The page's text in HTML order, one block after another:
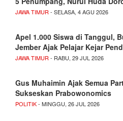
JAWA TIMUR - SELASA, 4 AGU 2026
Apel 1.000 Siswa di Tanggul,
Jember Ajak Pelajar Kejar
JAWA TIMUR - RABU, 29 JUL 2026
Gus Muhaimin Ajak Semua
Sukseskan Prabowonomics
POLITIK- MINGGU, 26 JUL 2026